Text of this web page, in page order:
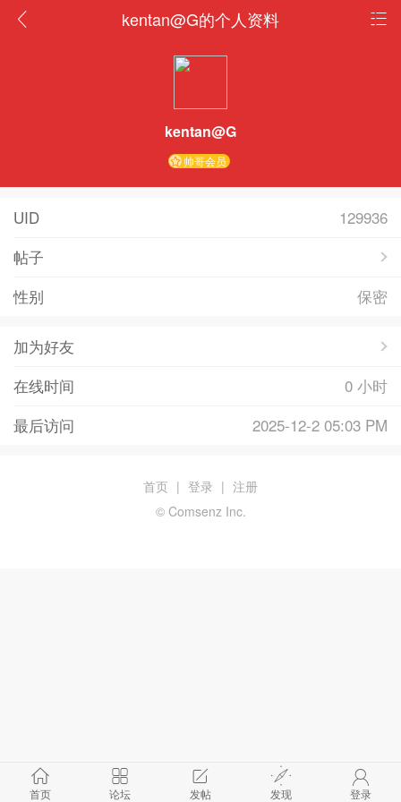
kentan@G的个人资料
kentan@G
帅哥会员
UID
129936
帖子
性别
保密
加为好友
在线时间
0 小时
最后访问
2025-12-2 05:03 PM
首页 论坛 发帖 发现 登录
首页 | 登录 | 注册
© Comsenz Inc.